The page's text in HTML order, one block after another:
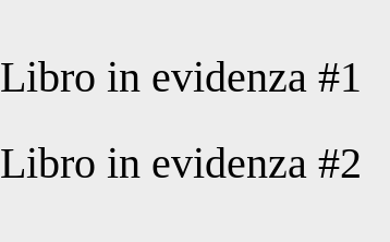
Libro in evidenza #1
Libro in evidenza #2